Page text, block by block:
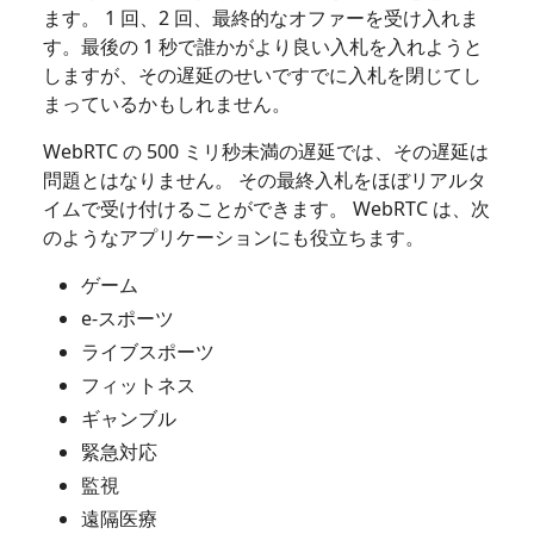
ます。 1 回、2 回、最終的なオファーを受け入れま
す。最後の 1 秒で誰かがより良い入札を入れようと
しますが、その遅延のせいですでに入札を閉じてし
まっているかもしれません。
WebRTC の 500 ミリ秒未満の遅延では、その遅延は
問題とはなりません。 その最終入札をほぼリアルタ
イムで受け付けることができます。 WebRTC は、次
のようなアプリケーションにも役立ちます。
ゲーム
e-スポーツ
ライブスポーツ
フィットネス
ギャンブル
緊急対応
監視
遠隔医療